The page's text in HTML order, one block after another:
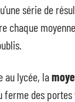
série de
chaque
au lycée, la
ferme des